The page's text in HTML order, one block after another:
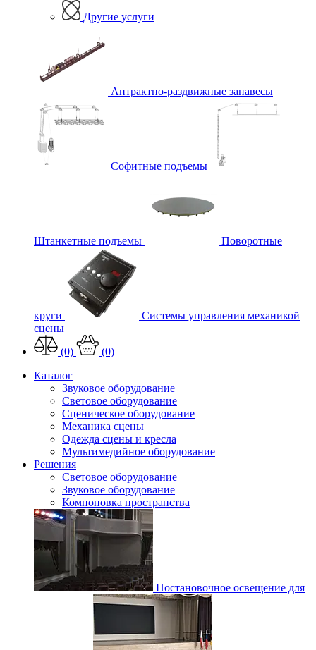
Другие услуги
Антрактно-раздвижные занавесы
Софитные подъемы
Штанкетные подъемы Поворотные
круги
Системы управления механикой
сцены
(0)
(0)
Каталог
Звуковое оборудование
Световое оборудование
Сценическое оборудование
Механика сцены
Одежда сцены и кресла
Мультимедийное оборудование
Решения
Световое оборудование
Звуковое оборудование
Компоновка пространства
Постановочное освещение для